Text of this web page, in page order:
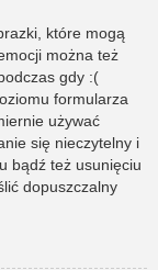
które mogą
można też
gdy :(
formularza
używać
się nieczytelny i
bądź też usunięciu
dopuszczalny